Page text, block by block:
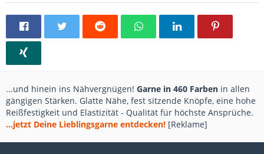
...und hinein ins Nähvergnügen! Garne in 460 Farben in allen
gängigen Stärken. Glatte Nähe, fest sitzende Knöpfe, eine hohe
Reißfestigkeit und Elastizität - Qualität für höchste Ansprüche.
...jetzt Deine Lieblingsgarne entdecken! [Reklame]